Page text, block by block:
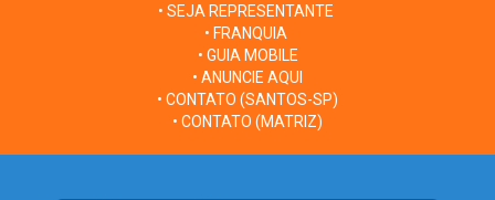
• SEJA REPRESENTANTE
• FRANQUIA
• GUIA MOBILE
• ANUNCIE AQUI
• CONTATO (SANTOS-SP)
• CONTATO (MATRIZ)